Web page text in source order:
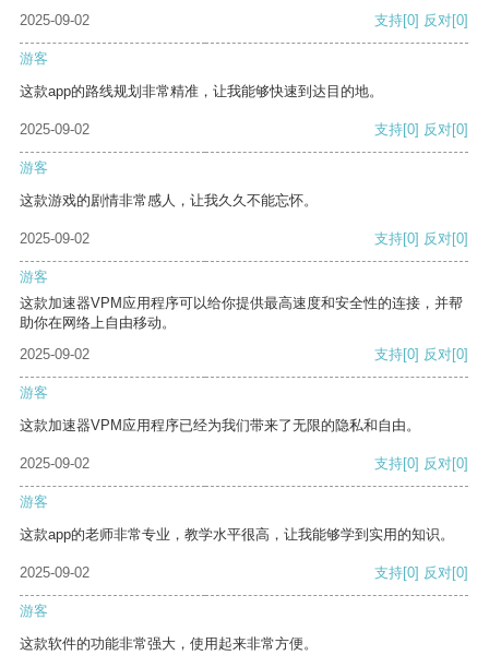
2025-09-02 支持[0] 反对[0]
游客
这款app的路线规划非常精准，让我能够快速到达目的地。
2025-09-02 支持[0] 反对[0]
游客
这款游戏的剧情非常感人，让我久久不能忘怀。
2025-09-02 支持[0] 反对[0]
游客
这款加速器VPM应用程序可以给你提供最高速度和安全性的连接，并帮
助你在网络上自由移动。
2025-09-02
支持[0] 反对[0]
游客
这款加速器VPM应用程序已经为我们带来了无限的隐私和自由。
2025-09-02 支持[0] 反对[0]
游客
这款app的老师非常专业，教学水平很高，让我能够学到实用的知识。
2025-09-02 支持[0] 反对[0]
游客
这款软件的功能非常强大，使用起来非常方便。